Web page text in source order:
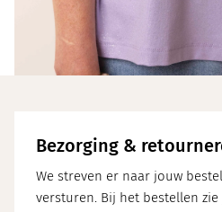
Bezorging &
We streven er naar jouw
versturen. Bij het bestellen